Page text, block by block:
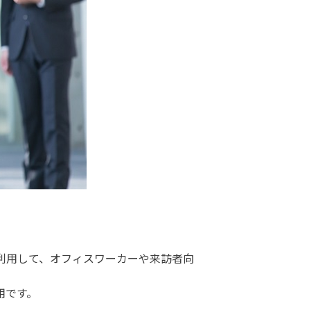
して、オフィスワーカーや来訪者向
す。